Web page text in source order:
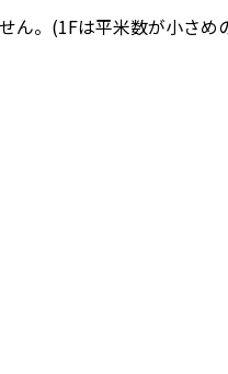
ん。(1Fは平米数が小さめ